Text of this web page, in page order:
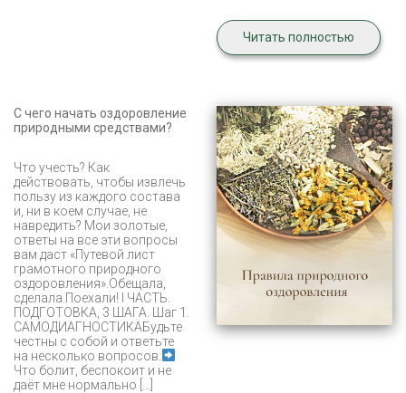
Читать полностью
С чего начать оздоровление
природными средствами?
Что учесть? Как
действовать, чтобы извлечь
пользу из каждого состава
и, ни в коем случае, не
навредить? Мои золотые,
ответы на все эти вопросы
вам даст «Путевой лист
грамотного природного
оздоровления».Обещала,
сделала.Поехали! I ЧАСТЬ.
ПОДГОТОВКА, 3 ШАГА. Шаг 1.
САМОДИАГНОСТИКАБудьте
честны с собой и ответьте
на несколько вопросов:
Что болит, беспокоит и не
даёт мне нормально […]